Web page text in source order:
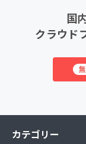
国
クラウド
カテゴリー